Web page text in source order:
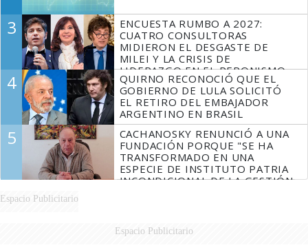
3
ENCUESTA RUMBO A 2027:
CUATRO CONSULTORAS
MIDIERON EL DESGASTE DE
MILEI Y LA CRISIS DE
LIDERAZGO EN EL PERONISMO
4
QUIRNO RECONOCIÓ QUE EL
GOBIERNO DE LULA SOLICITÓ
EL RETIRO DEL EMBAJADOR
ARGENTINO EN BRASIL
5
CACHANOSKY RENUNCIÓ A UNA
FUNDACIÓN PORQUE "SE HA
TRANSFORMADO EN UNA
ESPECIE DE INSTITUTO PATRIA
INCONDICIONAL DE LA GESTIÓN
Espacio Publicitario
Espacio Publicitario